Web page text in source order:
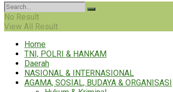
No Result
View All Result
Home
TNI, POLRI & HANKAM
Daerah
NASIONAL & INTERNASIONAL
AGAMA, SOSIAL, BUDAYA & ORGANISASI